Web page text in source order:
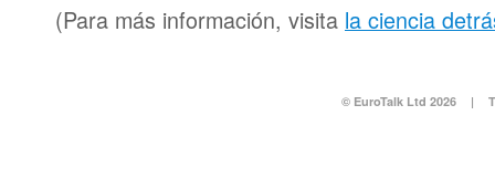
(Para más información, visita la ciencia
© EuroTalk Ltd 2026 |